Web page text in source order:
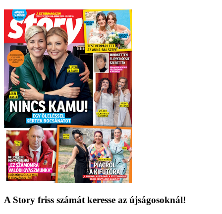
A Story friss számát keresse az újságosoknál!